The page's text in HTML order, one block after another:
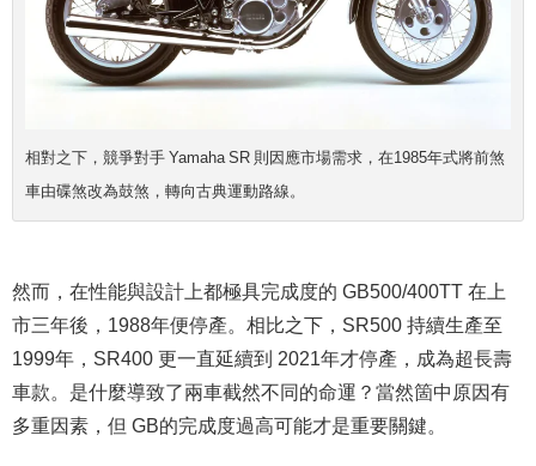
相對之下，競爭對手 Yamaha SR 則因應市場需求，在1985年式將前煞
車由碟煞改為鼓煞，轉向古典運動路線。
然而，在性能與設計上都極具完成度的 GB500/400TT 在上
市三年後，1988年便停產。相比之下，SR500 持續生產至
1999年，SR400 更一直延續到 2021年才停產，成為超長壽
車款。是什麼導致了兩車截然不同的命運？當然箇中原因有
多重因素，但 GB的完成度過高可能才是重要關鍵。